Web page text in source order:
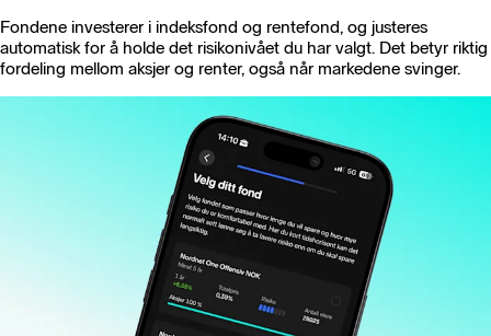
Fondene investerer i indeksfond og rentefond, og justeres
automatisk for å holde det risikonivået du har valgt. Det betyr riktig
fordeling mellom aksjer og renter, også når markedene svinger.